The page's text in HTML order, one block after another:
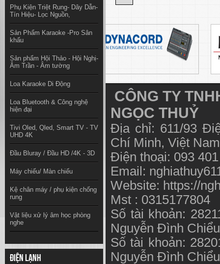
Phụ Kiện Triệt Rung- Dây Dẫn-
Tín Hiệu- Lọc Nguồn,
Sản Phẩm Karaoke -Pro Sân
khấu
Sản phẩm Hội Thảo - Hội Nghị-
Âm Trần - Âm tường
Loa Karaoke Di Động
Loa Bluetooth & Công nghệ
hiện đại
Tivi Oled, Qled, Smart TV - TV
UHD 4K
Đầu Bluray / Đầu HD /4K - 3D
Máy chiếu/ Màn chiếu
Kệ chân máy / phụ kiện chống
rung
Vật liệu xử lý âm học phòng
nghe
Điện lạnh
CÔNG TY
NGỌC THUỶ
Địa chỉ: 611/93
Chí Minh, Việt
Điện thoại: 093
Email:
Website: https://
Mst : 0315177804
Số tài khoản:
Nguyễn Đình
Số tài khoản:
Nguyễn Đình